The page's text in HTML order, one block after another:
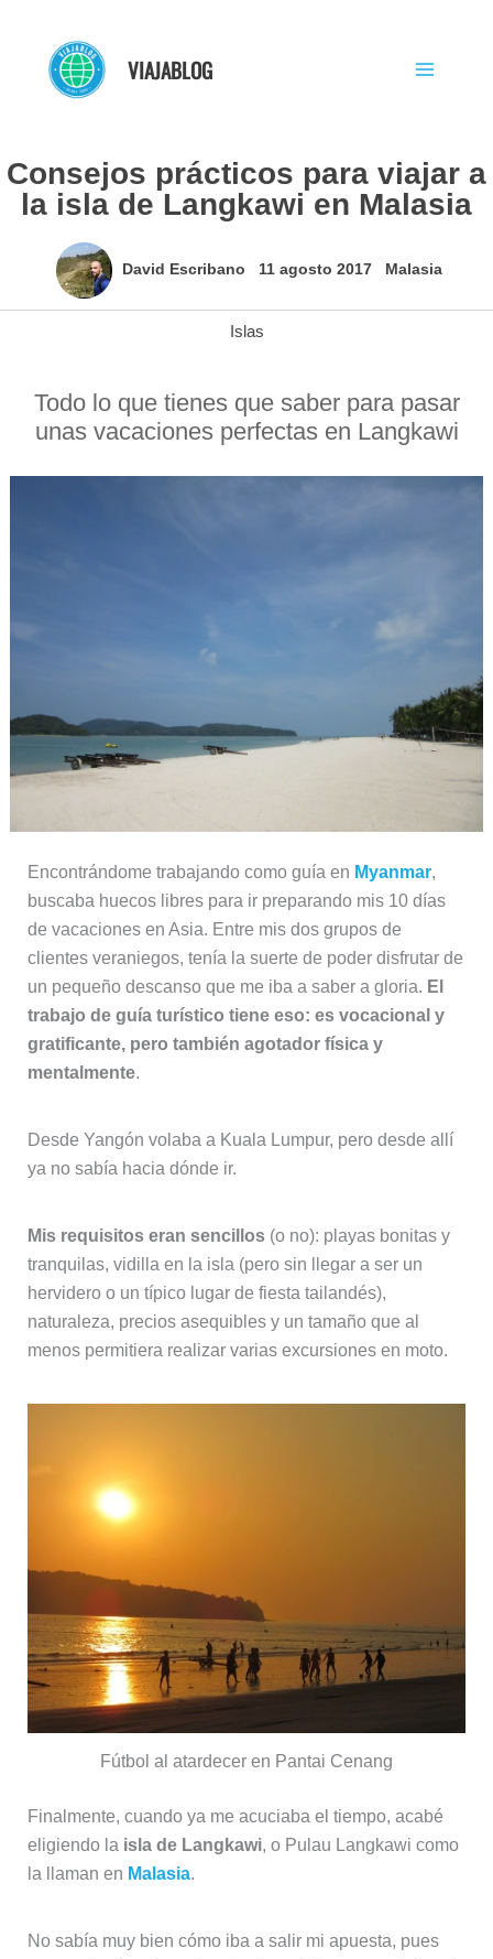
contenido
VIAJABLOG
Consejos prácticos para viajar a
la isla de Langkawi en Malasia
David Escribano 11 agosto 2017 Malasia
Islas
Todo lo que tienes que saber para pasar
unas vacaciones perfectas en Langkawi
Encontrándome trabajando como guía en Myanmar,
buscaba huecos libres para ir preparando mis 10 días
de vacaciones en Asia. Entre mis dos grupos de
clientes veraniegos, tenía la suerte de poder disfrutar de
un pequeño descanso que me iba a saber a gloria. El
trabajo de guía turístico tiene eso: es vocacional y
gratificante, pero también agotador física y
mentalmente.
Desde Yangón volaba a Kuala Lumpur, pero desde allí
ya no sabía hacia dónde ir.
Mis requisitos eran sencillos(o no): playas bonitas y
tranquilas, vidilla en la isla (pero sin llegar a ser un
hervidero o un típico lugar de fiesta tailandés),
naturaleza, precios asequibles y un tamaño que al
menos permitiera realizar varias excursiones en moto.
Fútbol al atardecer en Pantai Cenang
Finalmente, cuando ya me acuciaba el tiempo, acabé
eligiendo la isla de Langkawi, o Pulau Langkawi como
la llaman en Malasia.
No sabía muy bien cómo iba a salir mi apuesta, pues